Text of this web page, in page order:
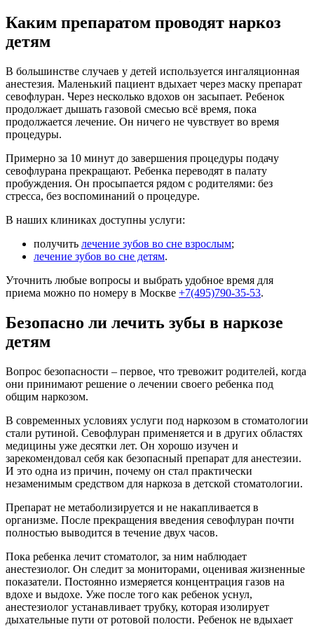
Каким препаратом проводят наркоз
детям
В большинстве случаев у детей используется ингаляционная
анестезия. Маленький пациент вдыхает через маску препарат
севофлуран. Через несколько вдохов он засыпает. Ребенок
продолжает дышать газовой смесью всё время, пока
продолжается лечение. Он ничего не чувствует во время
процедуры.
Примерно за 10 минут до завершения процедуры подачу
севофлурана прекращают. Ребенка переводят в палату
пробуждения. Он просыпается рядом с родителями: без
стресса, без воспоминаний о процедуре.
В наших клиниках доступны услуги:
получить лечение зубов во сне взрослым;
лечение зубов во сне детям.
Уточнить любые вопросы и выбрать удобное время для
приема можно по номеру в Москве +7(495)790-35-53.
Безопасно ли лечить зубы в наркозе
детям
Вопрос безопасности – первое, что тревожит родителей, когда
они принимают решение о лечении своего ребенка под
общим наркозом.
В современных условиях услуги под наркозом в стоматологии
стали рутиной. Севофлуран применяется и в других областях
медицины уже десятки лет. Он хорошо изучен и
зарекомендовал себя как безопасный препарат для анестезии.
И это одна из причин, почему он стал практически
незаменимым средством для наркоза в детской стоматологии.
Препарат не метаболизируется и не накапливается в
организме. После прекращения введения севофлуран почти
полностью выводится в течение двух часов.
Пока ребенка лечит стоматолог, за ним наблюдает
анестезиолог. Он следит за мониторами, оценивая жизненные
показатели. Постоянно измеряется концентрация газов на
вдохе и выдохе. Уже после того как ребенок уснул,
анестезиолог устанавливает трубку, которая изолирует
дыхательные пути от ротовой полости. Ребенок не вдыхает